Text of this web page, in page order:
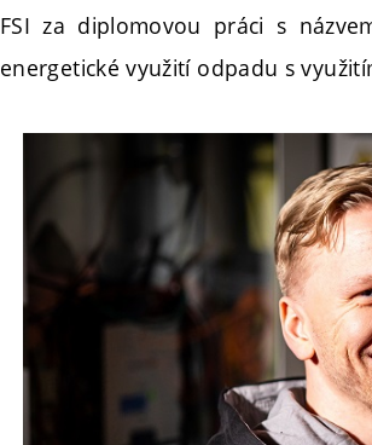
FSI za diplomovou práci s
energetické využití odpadu s